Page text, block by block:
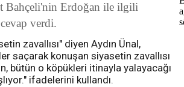
Bahçeli'nin Erdoğan ile ilgili
verdi.
zavallısı" diyen Aydın Ünal,
saçarak konuşan siyasetin zavallısı
bütün o köpükleri itinayla yalayacağı
ifadelerini kullandı.